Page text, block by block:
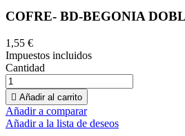
COFRE- BD-BEGONIA
1,55 €
Impuestos incluidos
Cantidad
 Añadir al carrito
Añadir a comparar
Añadir a la lista de deseos